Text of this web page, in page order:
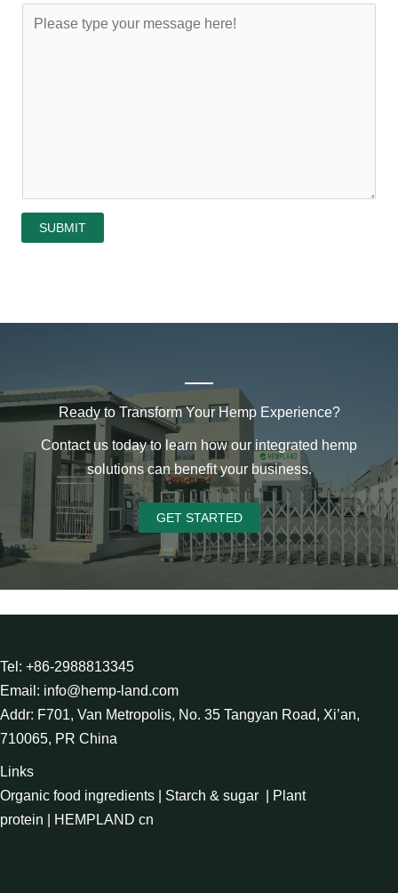
SUBMIT
Ready to Transform Your Hemp Experience?
Contact us today to learn how our integrated hemp
solutions can benefit your business.
GET STARTED
Tel: +86-2988813345
Email: info@hemp-land.com
Addr: F701, Van Metropolis, No. 35 Tangyan Road, Xi’an,
710065, PR China
Links
Organic food ingredients
Starch & sugar
Plant
protein
HEMPLAND cn